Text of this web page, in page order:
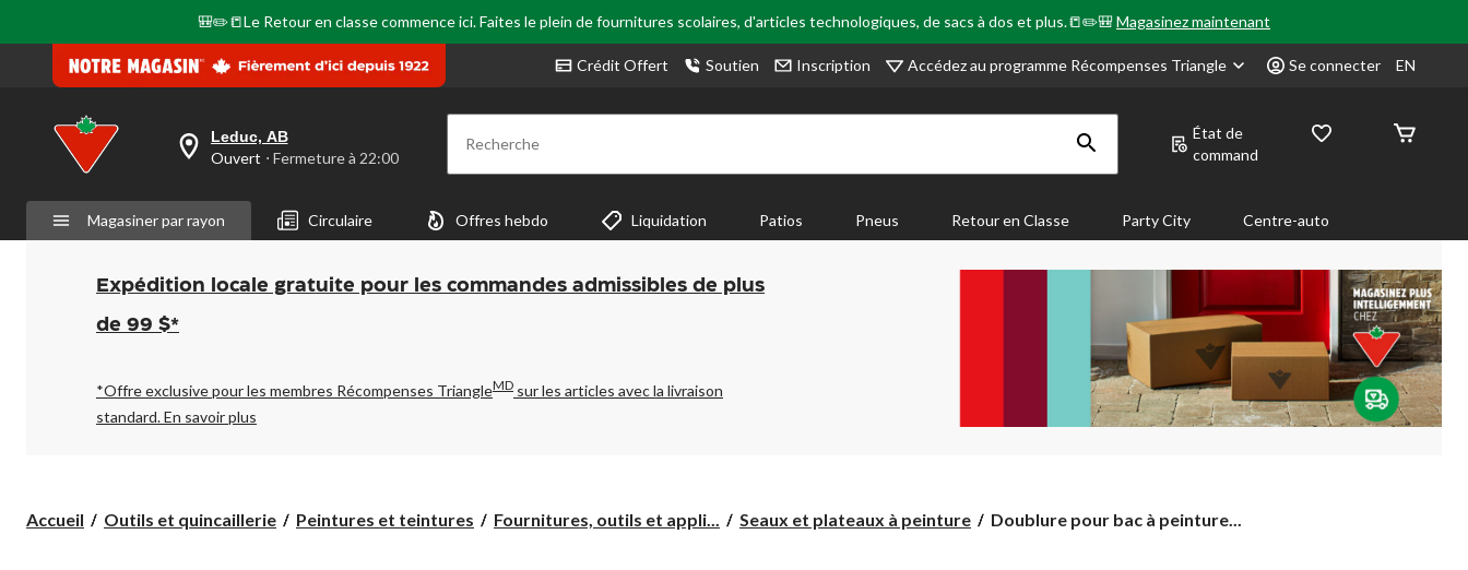
🎒✏️📒Le Retour en classe commence ici. Faites le plein de fournitures scolaires, d'articles technologiques, de sacs à dos et plus.📒✏️🎒Magasinez maintenant
Crédit Offert Soutien Inscription Accédez au programme Récompenses Triangle Se connecter EN
votre
est
Leduc,
AB,
Ouvert,
Fermeture
à
pour
changer
Leduc, AB
Ouvert ⋅ Fermeture à 22:00 Recherche
État de
command
Magasiner par rayon Circulaire Offres hebdo Liquidation Patios Pneus Retour en Classe Party City Centre-auto
Expédition locale gratuite pour les commandes admissibles de plus
de 99 $*
*Offre exclusive pour les membres Récompenses TriangleMD sur les articles avec la livraison
standard.En savoir plus
Accueil Outils et quincaillerie Peintures et teintures Fournitures, outils et appli... Seaux et plateaux à peinture
Doublure
Doublure pour bac à peinture...